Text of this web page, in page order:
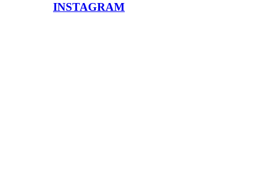
INSTAGRAM